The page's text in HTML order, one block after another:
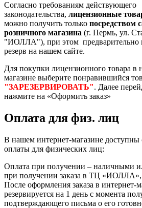
Согласно требованиям действующего
законодательства, лицензионные
можно получить только посредством
розничного магазина (г. Пермь, ул.
"ИОЛЛА"), при этом предварительно
резерв на нашем сайте.
Для покупки лицензионного товара в
магазине выберите понравившийся
"ЗАРЕЗЕРВИРОВАТЬ". Далее
нажмите на «Оформить заказ»
Оплата для физ. лиц
В нашем интернет-магазине
оплаты для физических лиц:
Оплата при получении – наличными
при получении заказа в ТЦ «ИОЛЛА»,
После оформления заказа в интернет-
резервируется на 1 день с момента
подтверждающего письма о его